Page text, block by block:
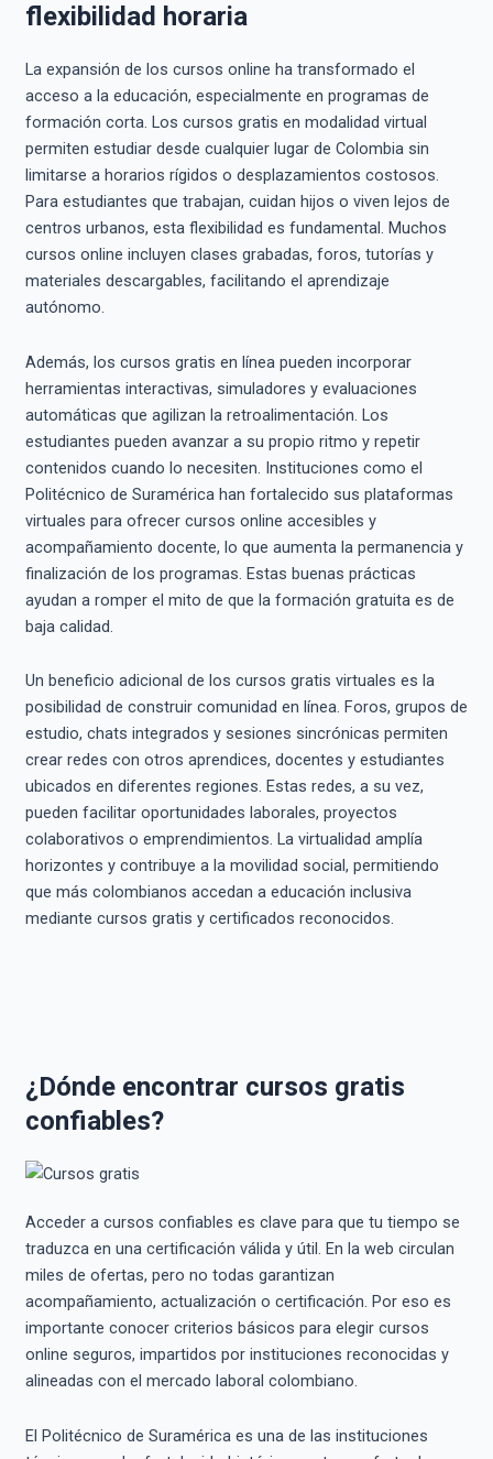
flexibilidad horaria
La expansión de los cursos online ha transformado el
acceso a la educación, especialmente en programas de
formación corta. Los cursos gratis en modalidad virtual
permiten estudiar desde cualquier lugar de Colombia sin
limitarse a horarios rígidos o desplazamientos costosos.
Para estudiantes que trabajan, cuidan hijos o viven lejos de
centros urbanos, esta flexibilidad es fundamental. Muchos
cursos online incluyen clases grabadas, foros, tutorías y
materiales descargables, facilitando el aprendizaje
autónomo.
Además, los cursos gratis en línea pueden incorporar
herramientas interactivas, simuladores y evaluaciones
automáticas que agilizan la retroalimentación. Los
estudiantes pueden avanzar a su propio ritmo y repetir
contenidos cuando lo necesiten. Instituciones como el
Politécnico de Suramérica han fortalecido sus plataformas
virtuales para ofrecer cursos online accesibles y
acompañamiento docente, lo que aumenta la permanencia y
finalización de los programas. Estas buenas prácticas
ayudan a romper el mito de que la formación gratuita es de
baja calidad.
Un beneficio adicional de los cursos gratis virtuales es la
posibilidad de construir comunidad en línea. Foros, grupos de
estudio, chats integrados y sesiones sincrónicas permiten
crear redes con otros aprendices, docentes y estudiantes
ubicados en diferentes regiones. Estas redes, a su vez,
pueden facilitar oportunidades laborales, proyectos
colaborativos o emprendimientos. La virtualidad amplía
horizontes y contribuye a la movilidad social, permitiendo
que más colombianos accedan a educación inclusiva
mediante cursos gratis y certificados reconocidos.
¿Dónde encontrar cursos gratis
confiables?
Acceder a cursos confiables es clave para que tu tiempo se
traduzca en una certificación válida y útil. En la web circulan
miles de ofertas, pero no todas garantizan
acompañamiento, actualización o certificación. Por eso es
importante conocer criterios básicos para elegir cursos
online seguros, impartidos por instituciones reconocidas y
alineadas con el mercado laboral colombiano.
El Politécnico de Suramérica es una de las instituciones